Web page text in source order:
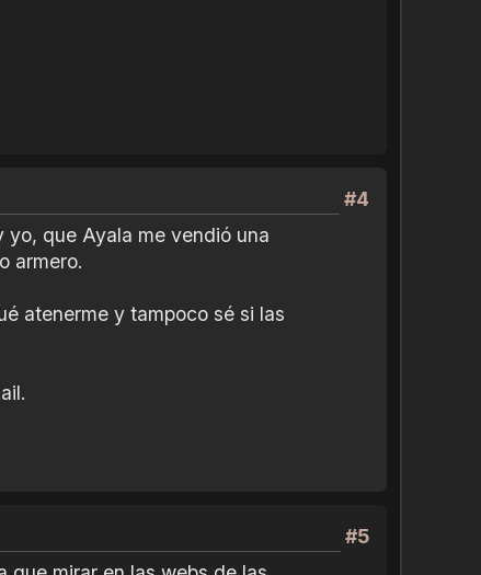
#4
que Ayala me vendió una
armero.
atenerme y tampoco sé si las
#5